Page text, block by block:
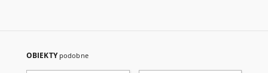
OBIEKTY podobne